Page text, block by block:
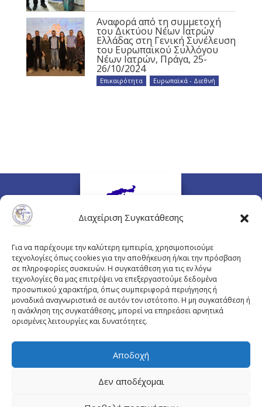
Διαχείριση Συγκατάθεσης
Για να παρέχουμε την καλύτερη εμπειρία, χρησιμοποιούμε
τεχνολογίες όπως cookies για την αποθήκευση ή/και την πρόσβαση
σε πληροφορίες συσκευών. Η συγκατάθεση για τις εν λόγω
τεχνολογίες θα μας επιτρέψει να επεξεργαστούμε δεδομένα
προσωπικού χαρακτήρα, όπως συμπεριφορά περιήγησης ή
μοναδικά αναγνωριστικά σε αυτόν τον ιστότοπο. Η μη συγκατάθεση ή
η ανάκληση της συγκατάθεσης, μπορεί να επηρεάσει αρνητικά
ορισμένες λειτουργίες και δυνατότητες.
Αποδοχή
Δεν αποδέχομαι
Αναφορά από τη συμμετοχή
του Δικτύου Νέων Ιατρών
Ελλάδας στη Γενική Συνέλευση
του Ευρωπαϊκού Συλλόγου
Νέων Ιατρών, Πράγα, 25-
26/10/2024
Επικαιρότητα Ευρωπαϊκά - Διεθνή
Πλουτάρχου 3, 10675 Αθήνα
Email επικοινωνίας:pisinfo@pis.gr